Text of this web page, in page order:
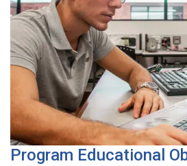
Program Educational